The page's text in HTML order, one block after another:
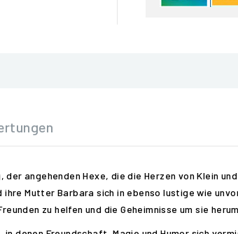
angehenden Hexe, die die Herzen von Klein
Mutter Barbara sich in ebenso lustige wie
zu helfen und die Geheimnisse um sie